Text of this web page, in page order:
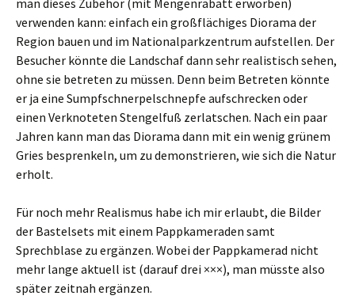
man dieses Zubehör (mit Mengenrabatt erworben)
verwenden kann: einfach ein großflächiges Diorama der
Region bauen und im Nationalparkzentrum aufstellen. Der
Besucher könnte die Landschaf dann sehr realistisch sehen,
ohne sie betreten zu müssen. Denn beim Betreten könnte
er ja eine Sumpfschnerpelschnepfe aufschrecken oder
einen Verknoteten Stengelfuß zerlatschen. Nach ein paar
Jahren kann man das Diorama dann mit ein wenig grünem
Gries besprenkeln, um zu demonstrieren, wie sich die Natur
erholt.
Für noch mehr Realismus habe ich mir erlaubt, die Bilder
der Bastelsets mit einem Pappkameraden samt
Sprechblase zu ergänzen. Wobei der Pappkamerad nicht
mehr lange aktuell ist (darauf drei ×××), man müsste also
später zeitnah ergänzen.